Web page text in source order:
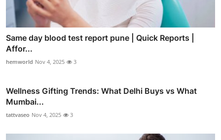
Same day blood test report pune | Quick Reports |
Affor...
hemworld Nov 4, 2025 3
Wellness Gifting Trends: What Delhi Buys vs What
Mumbai...
tattvaseo Nov 4, 2025 3